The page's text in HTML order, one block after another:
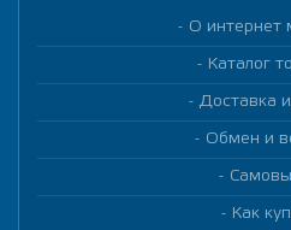
О интернет
Каталог
Доставка
Обмен и
Как